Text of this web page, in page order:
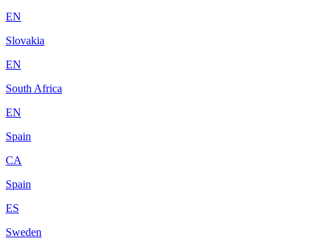
EN
Slovakia
EN
South Africa
EN
Spain
CA
Spain
ES
Sweden